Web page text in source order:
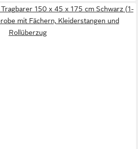
150 x 45 x 175 cm Schwarz (1-
mit Fächern, Kleiderstangen und
Rollüberzug